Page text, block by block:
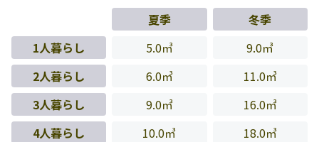
夏季
冬季
1人暮らし
5.0㎥
9.0㎥
2人暮らし
6.0㎥
11.0㎥
3人暮らし
9.0㎥
16.0㎥
4人暮らし
10.0㎥ 18.0㎥